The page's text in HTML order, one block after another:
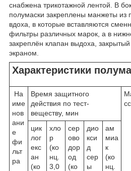
снабжена трикотажной лентой. В
полумаски закреплены манжеты из
вдоха, в которые вставляются
фильтры различных марок, а в
закреплён клапан выдоха,
экраном.
Характеристики
На
име
нов
ани
е
фи
льт
ра
Время защитного
действия по тест-
веществу, мин
цик
лог
екс
ан
(ко
хло
р
(ко
нц.
3,0
сер
ово
дор
од
(ко
дио
кси
д
сер
ы
ам
миа
к
(ко
нц.